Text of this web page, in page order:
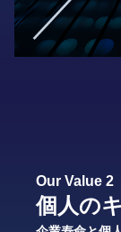
Our Value 2
個人の